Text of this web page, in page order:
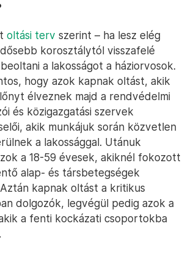
oltási terv szerint – ha lesz elég
korosztálytól visszafelé
a lakosságot a háziorvosok.
hogy azok kapnak oltást, akik
élveznek majd a rendvédelmi
és közigazgatási szervek
akik munkájuk során közvetlen
a lakossággal. Utánuk
a 18-59 évesek, akiknél fokozott
alap- és társbetegségek
kapnak oltást a kritikus
dolgozók, legvégül pedig azok a
a fenti kockázati csoportokba